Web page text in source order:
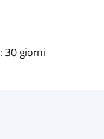
30 giorni